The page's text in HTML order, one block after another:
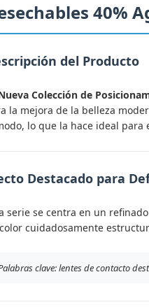
40%
del Producto
Colección de
la mejora de la belleza
lo que la hace ideal
Destacado para
serie se centra en un refinado
cuidadosamente
clave: lentes de contacto